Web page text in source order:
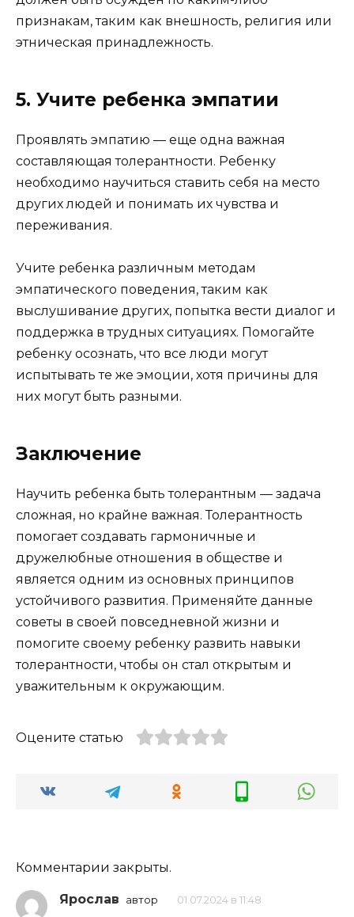
признакам, таким как внешность, религия или
этническая принадлежность.
5. Учите ребенка эмпатии
Проявлять эмпатию — еще одна важная
составляющая толерантности. Ребенку
необходимо научиться ставить себя на место
других людей и понимать их чувства и
переживания.
Учите ребенка различным методам
эмпатического поведения, таким как
выслушивание других, попытка вести диалог и
поддержка в трудных ситуациях. Помогайте
ребенку осознать, что все люди могут
испытывать те же эмоции, хотя причины для
них могут быть разными.
Заключение
Научить ребенка быть толерантным — задача
сложная, но крайне важная. Толерантность
помогает создавать гармоничные и
дружелюбные отношения в обществе и
является одним из основных принципов
устойчивого развития. Применяйте данные
советы в своей повседневной жизни и
помогите своему ребенку развить навыки
толерантности, чтобы он стал открытым и
уважительным к окружающим.
Оцените статью
Комментарии закрыты.
Ярослав автор 01.07.2024 в 11:48